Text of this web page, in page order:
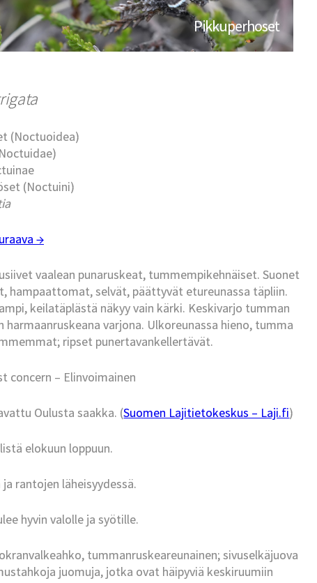
Pikkuperhoset
(Noctuoidea)
(Noctuini)
→
vaalean punaruskeat, tummempikehnäiset. Suonet
hampaattomat, selvät, päättyvät etureunassa täpliin.
keilatäplästä näkyy vain kärki. Keskivarjo tumman
varjona. Ulkoreunassa hieno, tumma
ripset punertavankellertävät.
concern – Elinvoimainen
Oulusta saakka. (Suomen Lajitietokeskus – Laji.fi)
elokuun loppuun.
rantojen läheisyydessä.
hyvin valolle ja syötille.
tummanruskeareunainen; sivuselkäjuova
juomuja, jotka ovat häipyviä keskiruumiin